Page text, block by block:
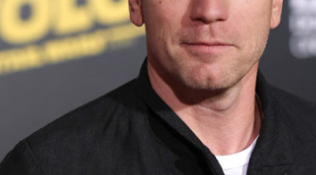
وحشی !
که
“فروزن
2”
موفق
خواهد
بود.
آذر 23, 1398
خواهد بود.